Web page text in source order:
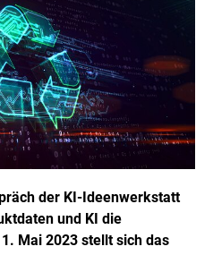
g
h
t
f
o
a
t
der KI-Ideenwerkstatt
und KI die
Mai 2023 stellt sich das